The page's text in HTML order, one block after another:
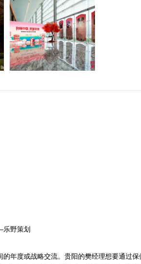
野策划
年度或战略交流。贵阳的樊经理想要通过